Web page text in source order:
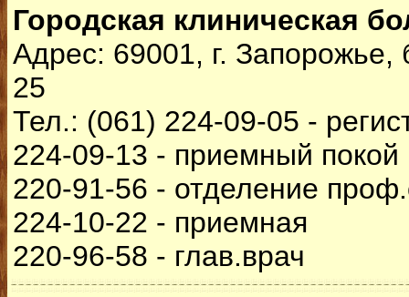
Городская клиническая
Адрес: 69001, г. Запорожье,
25
Тел.: (061) 224-09-05 -
224-09-13 - приемный покой
220-91-56 - отделение
224-10-22 - приемная
220-96-58 - глав.врач